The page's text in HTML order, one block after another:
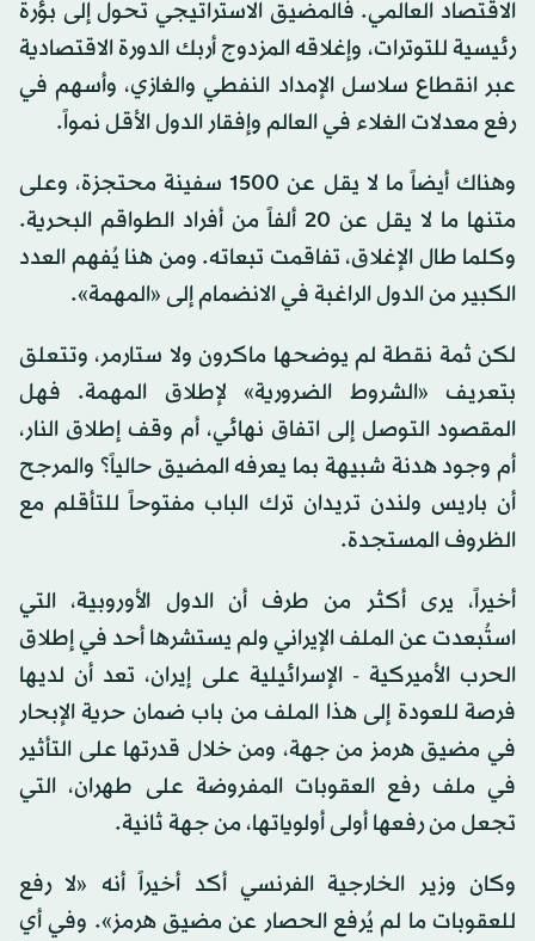
الاقتصاد العالمي. فالمضيق الاستراتيجي تحول إلى بؤرة
رئيسية للتوترات، وإغلاقه المزدوج أربك الدورة الاقتصادية
عبر انقطاع سلاسل الإمداد النفطي والغازي، وأسهم في
رفع معدلات الغلاء في العالم وإفقار الدول الأقل نمواً.
وهناك أيضاً ما لا يقل عن 1500 سفينة محتجزة، وعلى
متنها ما لا يقل عن 20 ألفاً من أفراد الطواقم البحرية.
وكلما طال الإغلاق، تفاقمت تبعاته. ومن هنا يُفهم العدد
الكبير من الدول الراغبة في الانضمام إلى «المهمة».
لكن ثمة نقطة لم يوضحها ماكرون ولا ستارمر، وتتعلق
بتعريف «الشروط الضرورية» لإطلاق المهمة. فهل
المقصود التوصل إلى اتفاق نهائي، أم وقف إطلاق النار،
أم وجود هدنة شبيهة بما يعرفه المضيق حالياً؟ والمرجح
أن باريس ولندن تريدان ترك الباب مفتوحاً للتأقلم مع
الظروف المستجدة.
أخيراً، يرى أكثر من طرف أن الدول الأوروبية، التي
استُبعدت عن الملف الإيراني ولم يستشرها أحد في إطلاق
الحرب الأميركية - الإسرائيلية على إيران، تعد أن لديها
فرصة للعودة إلى هذا الملف من باب ضمان حرية الإبحار
في مضيق هرمز من جهة، ومن خلال قدرتها على التأثير
في ملف رفع العقوبات المفروضة على طهران، التي
تجعل من رفعها أولى أولوياتها، من جهة ثانية.
وكان وزير الخارجية الفرنسي أكد أخيراً أنه «لا رفع
للعقوبات ما لم يُرفع الحصار عن مضيق هرمز». وفي أي